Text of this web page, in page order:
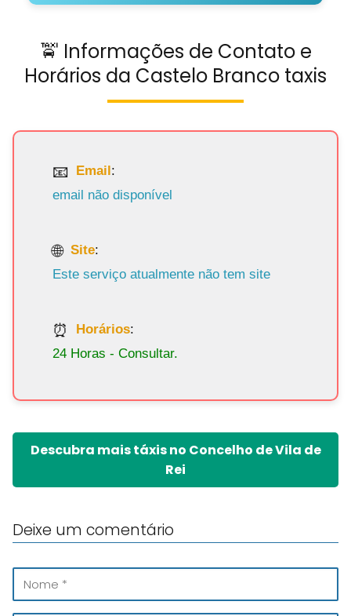
🚖 Informações de Contato e
Horários da Castelo Branco taxis
Email:
email não disponível
Site:
Este serviço atualmente não tem site
Horários:
24 Horas - Consultar.
Descubra mais táxis no Concelho de Vila de
Rei
Deixe um comentário